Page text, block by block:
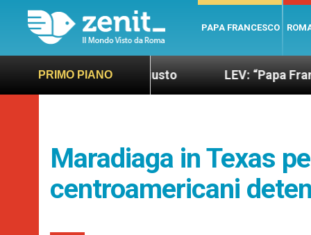
PAPA FRANCESCO
PRIMO PIANO
più sano e giusto LEV: “Papa Francesco.
Maradiaga in Texas
centroamericani